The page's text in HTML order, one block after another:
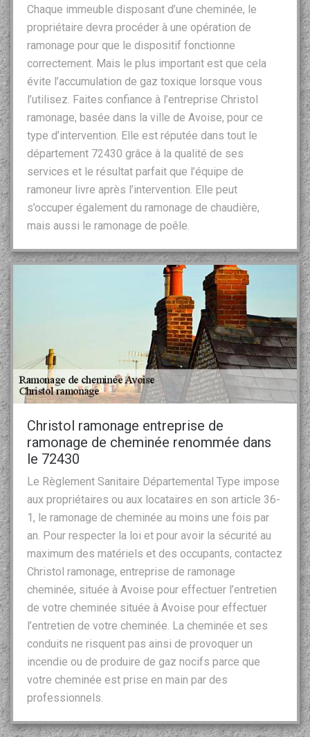
Chaque immeuble disposant d’une cheminée, le
propriétaire devra procéder à une opération de
ramonage pour que le dispositif fonctionne
correctement. Mais le plus important est que cela
évite l’accumulation de gaz toxique lorsque vous
l’utilisez. Faites confiance à l’entreprise Christol
ramonage, basée dans la ville de Avoise, pour ce
type d’intervention. Elle est réputée dans tout le
département 72430 grâce à la qualité de ses
services et le résultat parfait que l’équipe de
ramoneur livre après l’intervention. Elle peut
s’occuper également du ramonage de chaudière,
mais aussi le ramonage de poêle.
Christol ramonage entreprise de
ramonage de cheminée renommée dans
le 72430
Le Règlement Sanitaire Départemental Type impose
aux propriétaires ou aux locataires en son article 36-
1, le ramonage de cheminée au moins une fois par
an. Pour respecter la loi et pour avoir la sécurité au
maximum des matériels et des occupants, contactez
Christol ramonage, entreprise de ramonage
cheminée, située à Avoise pour effectuer l’entretien
de votre cheminée située à Avoise pour effectuer
l’entretien de votre cheminée. La cheminée et ses
conduits ne risquent pas ainsi de provoquer un
incendie ou de produire de gaz nocifs parce que
votre cheminée est prise en main par des
professionnels.